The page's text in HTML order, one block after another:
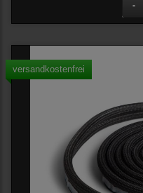
versandkostenfrei